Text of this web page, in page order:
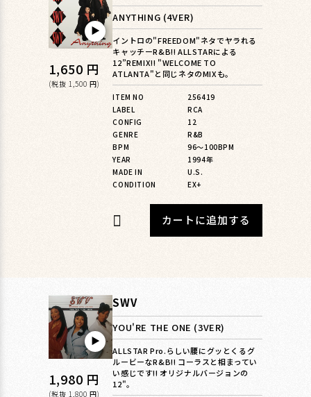
▶︎
通
常
1,650 円
(税抜 1,500 円)
ANYTHING (4VER)
イントロの"FREEDOM"ネタでヤラれる
キャッチーR&B!! ALLSTARによる
12”REMIX!! "WELCOME TO
ATLANTA"と同じネタのMIXも。
ITEM NO
256419
LABEL
RCA
CONFIG
12
GENRE
R&B
BPM
96〜100BPM
YEAR
1994年
MADE IN
U.S.
CONDITION
EX+
カートに追加する
▶︎
通
1,980 円
(税抜 1,800 円)
SWV
YOU'RE THE ONE (3VER)
ALLSTAR Pro.らしい腰にグッとくるグ
ルービーなR&B!! コーラスと相まってい
い感じです!! オリジナルバージョンの
12"。